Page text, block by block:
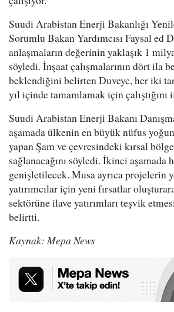
Suudi Arabistan Enerji Bakanlığı
Sorumlu Bakan Yardımcısı Faysal ed
anlaşmaların değerinin yaklaşık 1
söyledi. İnşaat çalışmalarının dört ila
beklendiğini belirten Duveyc, her iki
yıl içinde tamamlamak için çalıştığını
Suudi Arabistan Enerji Bakanı
aşamada ülkenin en büyük nüfus
yapan Şam ve çevresindeki kırsal
sağlanacağını söyledi. İkinci aşamada
genişletilecek. Musa ayrıca projelerin
yatırımcılar için yeni fırsatlar
sektörüne ilave yatırımları teşvik
belirtti.
Kaynak: Mepa News